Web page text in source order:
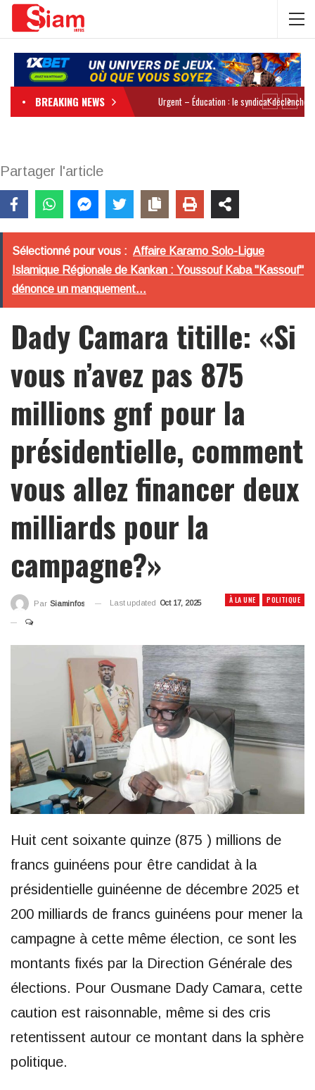
BREAKING NEWS
Partager l'article
Sélectionné pour vous : Affaire Karamo Solo-Ligue
Islamique Régionale de Kankan : Youssouf Kaba "Kassouf"
dénonce un manquement...
Dady Camara titille: «Si
vous n’avez pas 875
millions gnf pour la
présidentielle, comment
vous allez financer deux
milliards pour la
campagne?»
À LA UNE POLITIQUE
Par Siaminfos Last updated Oct 17, 2025
Huit cent soixante quinze (875 ) millions de
francs guinéens pour être candidat à la
présidentielle guinéenne de décembre 2025 et
200 milliards de francs guinéens pour mener la
campagne à cette même élection, ce sont les
montants fixés par la Direction Générale des
élections. Pour Ousmane Dady Camara, cette
caution est raisonnable, même si des cris
retentissent autour ce montant dans la sphère
politique.